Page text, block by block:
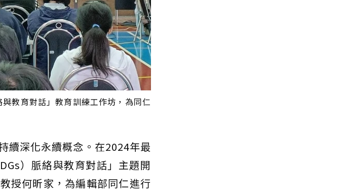
教育對話」教育訓練工作坊，為同仁
續深化永續概念。在2024年最
）脈絡與教育對話」主題開
授何昕家，為編輯部同仁進行